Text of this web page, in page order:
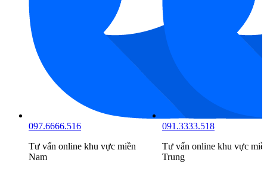
097.6666.516
Tư vấn online khu vực miền
Nam
091.3333.518
Tư vấn online khu vực
Trung